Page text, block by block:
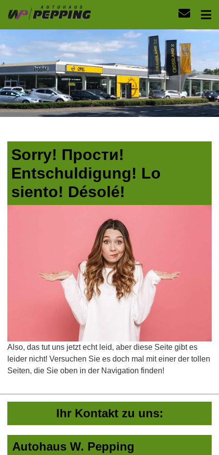
Sorry! Прости!
Entschuldigung! Lo
siento! Désolé!
Also, das tut uns jetzt echt leid, aber diese Seite gibt es
leider nicht! Versuchen Sie es doch mal mit einer der tollen
Seiten, die Sie oben in der Navigation finden!
Ihr Kontakt zu uns:
Autohaus W. Pepping